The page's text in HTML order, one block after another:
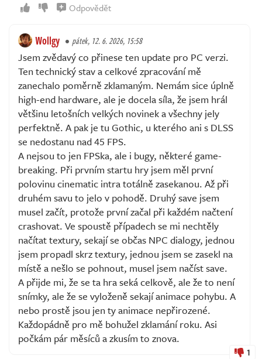
Odpovědět
Wollgy pátek, 12. 6. 2026, 15:58
Jsem zvědavý co přinese ten update pro PC verzi.
Ten technický stav a celkové zpracování mě
zanechalo poměrně zklamaným. Nemám sice úplně
high-end hardware, ale je docela síla, že jsem hrál
většinu letošních velkých novinek a všechny jely
perfektně. A pak je tu Gothic, u kterého ani s DLSS
se nedostanu nad 45 FPS.
A nejsou to jen FPSka, ale i bugy, některé game-
breaking. Při prvním startu hry jsem měl první
polovinu cinematic intra totálně zasekanou. Až při
druhém savu to jelo v pohodě. Druhý save jsem
musel začít, protože první začal při každém načtení
crashovat. Ve spoustě případech se mi nechtěly
načítat textury, sekají se občas NPC dialogy, jednou
jsem propadl skrz textury, jednou jsem se zasekl na
místě a nešlo se pohnout, musel jsem načíst save.
A přijde mi, že se ta hra seká celkově, ale že to není
snímky, ale že se vyloženě sekají animace pohybu. A
nebo prostě jsou jen ty animace nepřirozené.
Každopádně pro mě bohužel zklamání roku. Asi
počkám pár měsíců a zkusím to znova.
1